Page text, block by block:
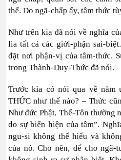
thế. Do ngã-chấp ấy, tâm thức
Như trên kia đã nói về nghĩa
lìa tất cả các giới-phận sai-
đặt nơi phận-vị của tâm-thức.
trong Thành-Duy-Thức đã nói.
Trước kia có nói qua về năm
THỨC như thế nào? – Thức
Như đức Phật, Thế-Tôn thường
do sự biến hiện của tâm”.
ngu-si không thể hiểu và
của nó. Cho nên, để cho ngã-